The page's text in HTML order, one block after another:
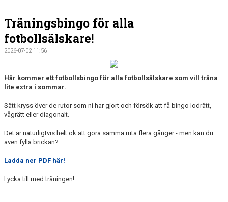
Träningsbingo för alla
fotbollsälskare!
2026-07-02 11:56
Här kommer ett fotbollsbingo för alla fotbollsälskare som vill träna
lite extra i sommar.
Sätt kryss över de rutor som ni har gjort och försök att få bingo lodrätt,
vågrätt eller diagonalt.
Det är naturligtvis helt ok att göra samma ruta flera gånger - men kan du
även fylla brickan?
Ladda ner PDF här!
Lycka till med träningen!